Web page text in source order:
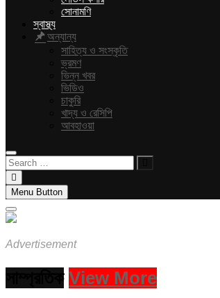
সোনামণি
স্বাস্থ্য
অন্যান্য
সাহিত্য ও সংস্কৃতি
ভ্রমণ
ভিন্ন খবর
ভিডিও
চাকুরি
খাদ্য ও রেসিপি
আবহাওয়া
Search
…
Menu Button
Advertisement
View More